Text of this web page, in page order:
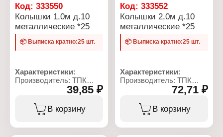
Код: 333550
Колышки 1,0м д.10
металлические *25
📦 Выписка кратно:25 шт.
Характеристики:
Производитель: ТПК
Тип товара: Колышек
Диаметр: 10 мм
Длина: 1 м
39,85 ₽
В корзину
Код:333552
Колышки 2,0м д.10
металлические *25
📦 Выписка кратно:25 шт.
Характеристики:
Производитель: ТПК
Тип товара: Колышек
Диаметр: 10 мм
Длина: 2 м
72,71 ₽
В корзину